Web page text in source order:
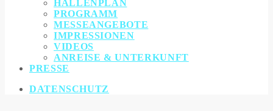
HALLENPLAN
PROGRAMM
MESSEANGEBOTE
IMPRESSIONEN
VIDEOS
ANREISE & UNTERKUNFT
PRESSE
DATENSCHUTZ